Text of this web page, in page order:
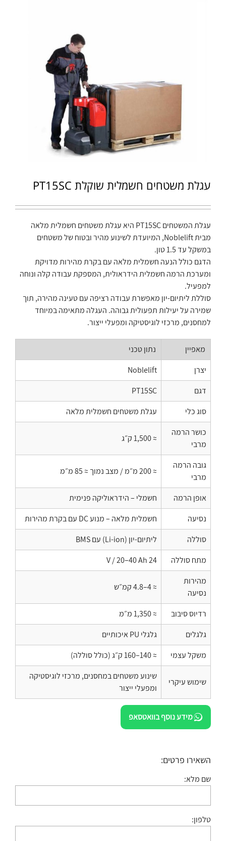
עגלת משטחים חשמלית שוקלת PT15SC
עגלת המשטחים PT15SC היא עגלת משטחים חשמלית מלאה
מבית Noblelift, המיועדת לשינוע מהיר ובטוח של משטחים
במשקל עד 1.5 טון.
הדגם כולל הנעה חשמלית מלאה עם בקרת מהירות מדויקת
ומערכת הרמה חשמלית הידראולית, המספקת עבודה קלה ונוחה
למפעיל.
סוללת ליתיום-יון מאפשרת עבודה רציפה עם טעינה מהירה, תוך
שמירה על יעילות תפעולית גבוהה. העגלה מתאימה במיוחד
למחסנים, מרכזי לוגיסטיקה ומפעלי ייצור.
מאפיין
נתון טכני
יצרן
Noblelift
דגם
PT15SC
סוג כלי
עגלת משטחים חשמלית מלאה
כושר הרמה
מרבי
≈ 1,500 ק״ג
גובה הרמה
מרבי
≈ 200 מ״מ / מצב נמוך ≈ 85 מ״מ
אופן הרמה
חשמלי – הידראוליקה פנימית
נסיעה
חשמלית מלאה – מנוע DC עם בקרת מהירות
סוללה
ליתיום-יון (Li-ion) עם BMS
מתח סוללה
24 V / 20–40 Ah
מהירות
נסיעה
≈ 4–4.8 קמ״ש
רדיוס סיבוב
≈ 1,350 מ״מ
גלגלים
גלגלי PU איכותיים
משקל עצמי
≈ 140–160 ק״ג (כולל סוללה)
שימוש עיקרי
שינוע משטחים במחסנים, מרכזי לוגיסטיקה
ומפעלי ייצור
מידע נוסף בוואטסאפ
השאירו פרטים:
שם מלא:
טלפון: